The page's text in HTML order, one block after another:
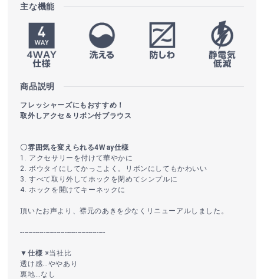
主な機能
商品説明
フレッシャーズにもおすすめ！
取外しアクセ＆リボン付ブラウス
〇雰囲気を変えられる4Way仕様
1. アクセサリーを付けて華やかに
2. ボウタイにしてかっこよく。リボンにしてもかわいい
3. すべて取り外してホックを閉めてシンプルに
4. ホックを開けてキーネックに
頂いたお声より、襟元のあきを少なくリニューアルしました。
----------------------------------------
▼仕様 ※当社比
透け感…ややあり
裏地…なし